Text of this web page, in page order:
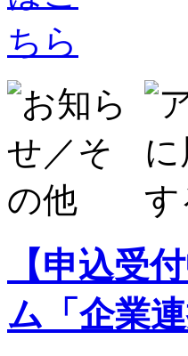
【申込受
ム「企業